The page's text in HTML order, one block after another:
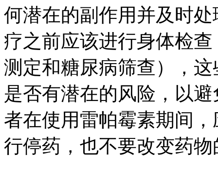
何潜在的副作用并及时
疗之前应该进行身体检
测定和糖尿病筛查），
是否有潜在的风险，以
者在使用雷帕霉素期间
行停药，也不要改变药